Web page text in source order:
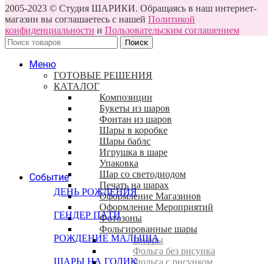
Событие
ДЕНЬ РОЖДЕНИЯ
ГЕНДЕР ПАТИ
РОЖДЕНИЕ МАЛЫША
ШАРЫ НА ГОДИК
2005-2023 © Студия ШАРИКИ. Обращаясь в наш интернет-
магазин вы соглашаетесь с нашей Политикой
конфиденциальности и Пользовательским соглашением
Поиск
Меню
ГОТОВЫЕ РЕШЕНИЯ
КАТАЛОГ
Композиции
Букеты из шаров
Фонтан из шаров
Шары в коробке
Шары баблс
Игрушка в шаре
Упаковка
Шар со светодиодом
Печать на шарах
Оформление Магазинов
Оформление Мероприятий
Фотозоны
Фольгированные шары
Цифры
Фольга без рисунка
Фольга с рисунком